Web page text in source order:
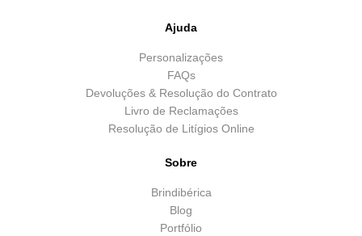
Ajuda
Personalizações
FAQs
Devoluções & Resolução do Contrato
Livro de Reclamações
Resolução de Litígios Online
Sobre
Brindibérica
Blog
Portfólio